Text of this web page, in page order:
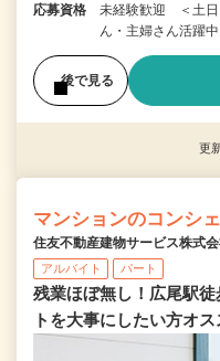
応募資格
未経験歓迎 ＜土日
ん・主婦さん活躍中
後で見る
更
マンションのコンシ
住友不動産建物サービス株式
アルバイト パート
残業ほぼ無し！広尾駅
トを大事にしたい方オス